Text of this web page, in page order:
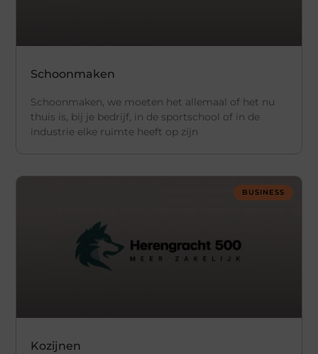
Schoonmaken
Schoonmaken, we moeten het allemaal of het nu
thuis is, bij je bedrijf, in de sportschool of in de
industrie elke ruimte heeft op zijn
BUSINESS
Kozijnen